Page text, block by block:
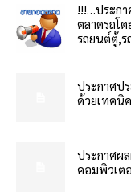
!!!…ประกา
ตลาดรถโ
รถยนต์ตู้,ร
ประกาศป
ด้วยเทคนิ
ประกาศผ
คอมพิวเต